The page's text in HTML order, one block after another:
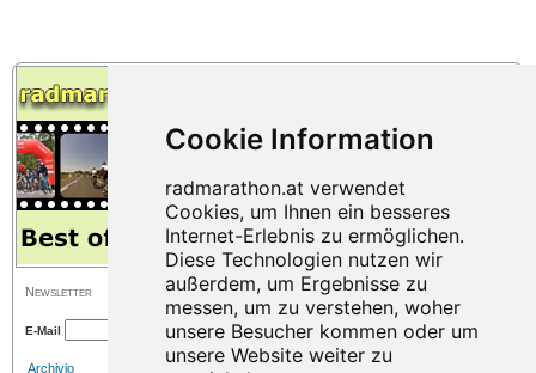
Newsletter
E-Mail
Archivio